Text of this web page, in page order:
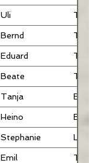
Uli TRB
Bernd TRB
Eduard TRB
Beate TRB
Tanja BHR
Heino BHC
Stephanie LB
Emil TRB